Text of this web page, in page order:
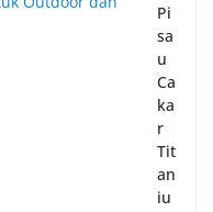
Pi
sa
u
Ca
ka
r
Tit
an
iu